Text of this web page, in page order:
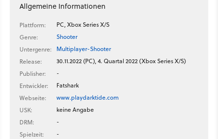
Allgemeine Informationen
Plattform:
PC, Xbox Series X/S
Genre:
Shooter
Untergenre:
Multiplayer-Shooter
Release:
30.11.2022 (PC), 4. Quartal 2022 (Xbox Series X/S)
Publisher:
-
Entwickler:
Fatshark
Webseite:
www.playdarktide.com
USK:
keine Angabe
DRM:
-
Spielzeit:
-